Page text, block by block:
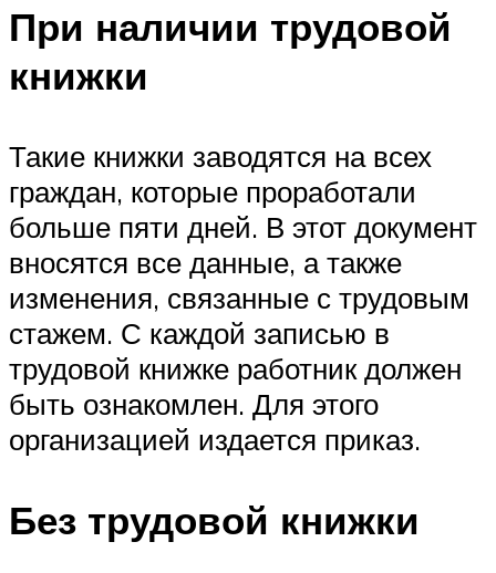
При наличии трудовой
книжки
Такие книжки заводятся на всех
граждан, которые проработали
больше пяти дней. В этот документ
вносятся все данные, а также
изменения, связанные с трудовым
стажем. С каждой записью в
трудовой книжке работник должен
быть ознакомлен. Для этого
организацией издается приказ.
Без трудовой книжки